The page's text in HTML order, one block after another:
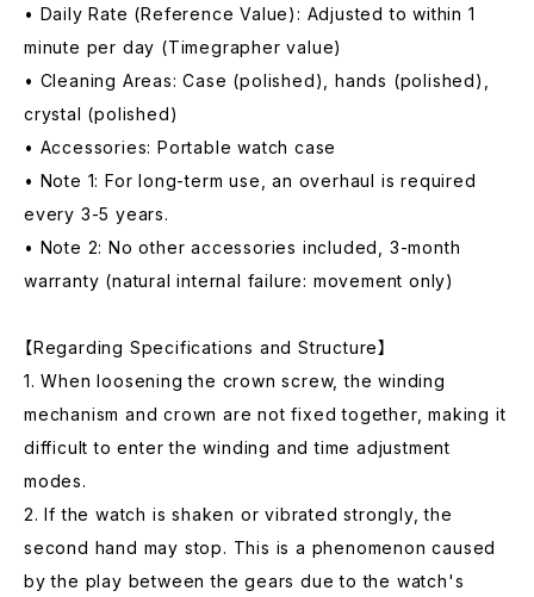
• Daily Rate (Reference Value): Adjusted to within 1
minute per day (Timegrapher value)
• Cleaning Areas: Case (polished), hands (polished),
crystal (polished)
• Accessories: Portable watch case
• Note 1: For long-term use, an overhaul is required
every 3-5 years.
• Note 2: No other accessories included, 3-month
warranty (natural internal failure: movement only)
【Regarding Specifications and Structure】
1. When loosening the crown screw, the winding
mechanism and crown are not fixed together, making it
difficult to enter the winding and time adjustment
modes.
2. If the watch is shaken or vibrated strongly, the
second hand may stop. This is a phenomenon caused
by the play between the gears due to the watch's